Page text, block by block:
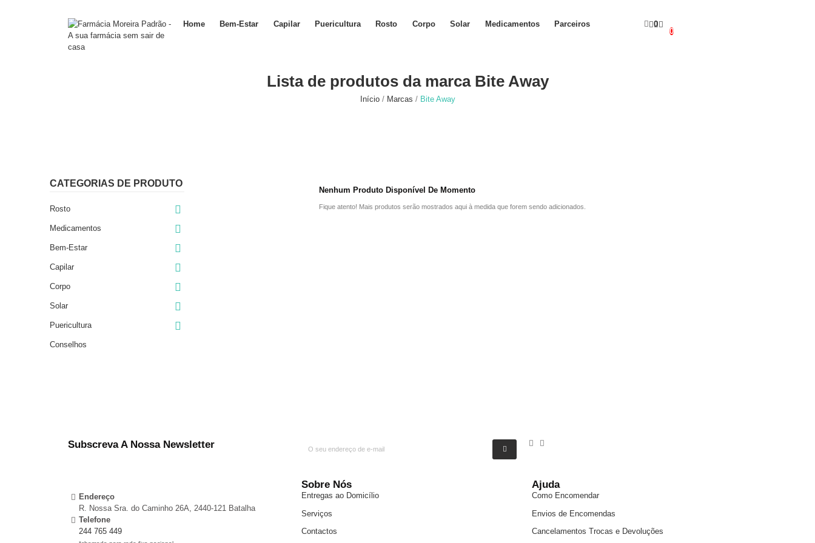
Home Bem-Estar Capilar Puericultura Rosto Corpo Solar Medicamentos Parceiros
0
0
Lista de produtos da marca Bite Away
Início Marcas Bite Away
CATEGORIAS DE PRODUTO
Rosto 
Medicamentos 
Bem-Estar 
Capilar 
Corpo 
Solar 
Puericultura 
Conselhos
Nenhum Produto Disponível De Momento
Fique atento! Mais produtos serão mostrados aqui à medida que forem sendo adicionados.
Subscreva A Nossa Newsletter
Endereço
R. Nossa Sra. do Caminho 26A, 2440-121 Batalha
Telefone
244 765 449
Sobre Nós
Entregas ao Domicílio
Serviços
Contactos
Ajuda
Como Encomendar
Envios de Encomendas
Cancelamentos Trocas e Devoluções